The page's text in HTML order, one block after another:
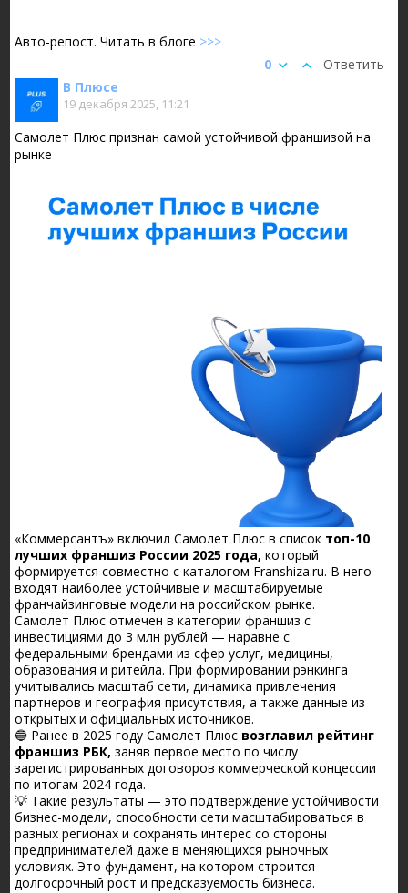
Авто-репост. Читать в блоге >>>
Ответить
0
В Плюсе
19 декабря 2025, 11:21
Самолет Плюс признан самой устойчивой франшизой на
рынке
«Коммерсантъ» включил Самолет Плюс в список топ-10
лучших франшиз России 2025 года, который
формируется совместно с каталогом Franshiza.ru. В него
входят наиболее устойчивые и масштабируемые
франчайзинговые модели на российском рынке.
Самолет Плюс отмечен в категории франшиз с
инвестициями до 3 млн рублей — наравне с
федеральными брендами из сфер услуг, медицины,
образования и ритейла. При формировании рэнкинга
учитывались масштаб сети, динамика привлечения
партнеров и география присутствия, а также данные из
открытых и официальных источников.
🔵 Ранее в 2025 году Самолет Плюс возглавил рейтинг
франшиз РБК, заняв первое место по числу
зарегистрированных договоров коммерческой концессии
по итогам 2024 года.
💡 Такие результаты — это подтверждение устойчивости
бизнес-модели, способности сети масштабироваться в
разных регионах и сохранять интерес со стороны
предпринимателей даже в меняющихся рыночных
условиях. Это фундамент, на котором строится
долгосрочный рост и предсказуемость бизнеса.